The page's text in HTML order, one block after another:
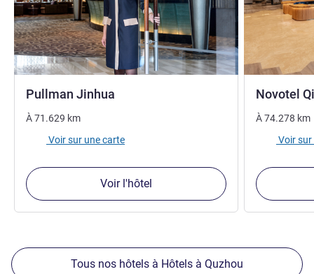
Pullman Jinhua
À71.629 km
Voir sur une carte
Voir l'hôtel
Novotel
À74.278 km
Voir sur
Tous nos hôtels à Hôtels à Quzhou